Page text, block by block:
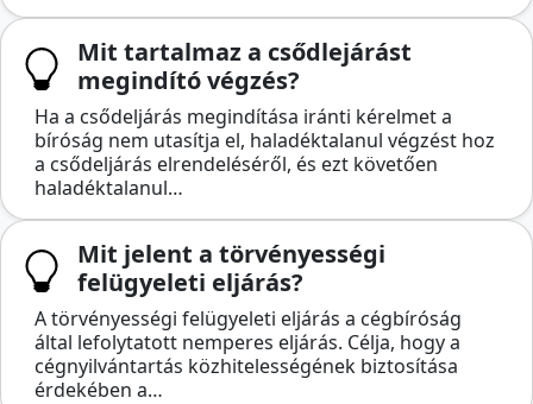
Mit tartalmaz a csődlejárást
megindító végzés?
Ha a csődeljárás megindítása iránti kérelmet a
bíróság nem utasítja el, haladéktalanul végzést hoz
a csődeljárás elrendeléséről, és ezt követően
haladéktalanul…
Mit jelent a törvényességi
felügyeleti eljárás?
A törvényességi felügyeleti eljárás a cégbíróság
által lefolytatott nemperes eljárás. Célja, hogy a
cégnyilvántartás közhitelességének biztosítása
érdekében a…